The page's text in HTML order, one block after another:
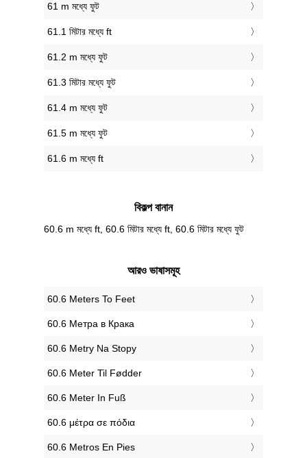
61 m মধ্যে ফুট
61.1 মিটার মধ্যে ft
61.2 m মধ্যে ফুট
61.3 মিটার মধ্যে ফুট
61.4 m মধ্যে ফুট
61.5 m মধ্যে ফুট
61.6 m মধ্যে ft
বিকল্প বানান
60.6 m মধ্যে ft, 60.6 মিটার মধ্যে ft, 60.6 মিটার মধ্যে ফুট
আরও ভাষাসমূহ
‎60.6 Meters To Feet
‎60.6 Метра в Крака
‎60.6 Metry Na Stopy
‎60.6 Meter Til Fødder
‎60.6 Meter In Fuß
‎60.6 μέτρα σε πόδια
‎60.6 Metros En Pies